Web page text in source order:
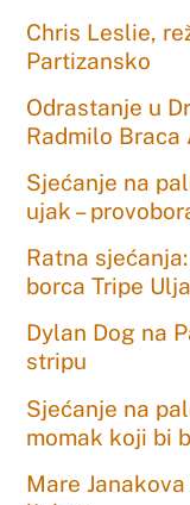
Chris Leslie,
Partizansko
Odrastanje u
Radmilo Braca
Sjećanje na
ujak –
Ratna
borca Tripe
Dylan Dog na
stripu
Sjećanje na
momak koji bi
Mare